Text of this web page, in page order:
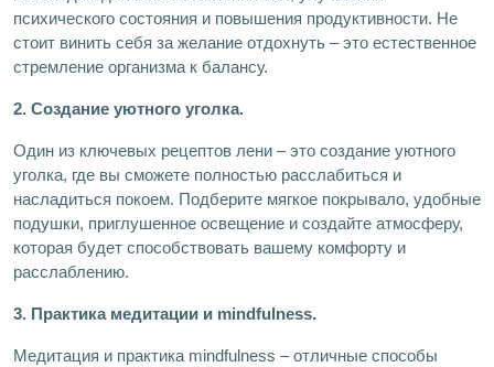
психического состояния и повышения продуктивности. Не
стоит винить себя за желание отдохнуть – это естественное
стремление организма к балансу.
2. Создание уютного уголка.
Один из ключевых рецептов лени – это создание уютного
уголка, где вы сможете полностью расслабиться и
насладиться покоем. Подберите мягкое покрывало, удобные
подушки, приглушенное освещение и создайте атмосферу,
которая будет способствовать вашему комфорту и
расслаблению.
3. Практика медитации и mindfulness.
Медитация и практика mindfulness – отличные способы